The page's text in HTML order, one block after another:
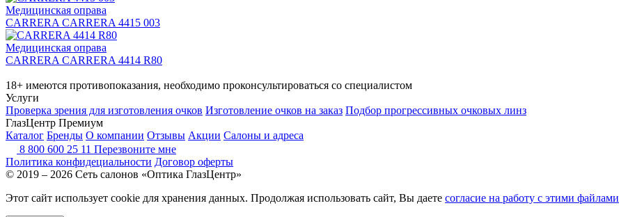
Медицинская оправа
CARRERA CARRERA 4415 003
Медицинская оправа
CARRERA CARRERA 4414 R80
18+ имеются противопоказания, необходимо проконсультироваться со специалистом
Услуги
Проверка зрения для изготовления очков Изготовление очков на заказ Подбор прогрессивных очковых линз
ГлазЦентр Премиум
Каталог Бренды О компании Отзывы Акции Салоны и адреса
8 800 600 25 11 Перезвоните мне
Политика конфидециальности Договор оферты
© 2019 – 2026 Сеть салонов «Оптика ГлазЦентр»
Этот сайт использует cookie для хранения данных. Продолжая использовать сайт, Вы даете согласие на работу с этими файлами